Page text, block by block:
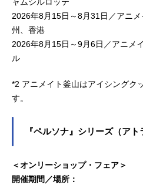
2026年8月15日～8月31日／アニ
州、香港
2026年8月15日～9月6日／アニメ
ル
*2 アニメイト釜山はアイシングク
す。
『ペルソナ』シリーズ（アト
＜オンリーショップ・フェア＞
開催期間／場所：